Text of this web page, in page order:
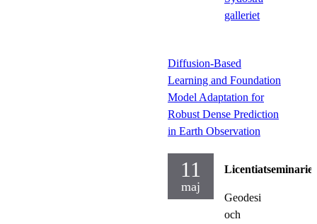
galleriet
Diffusion-Based
Learning and Foundation
Model Adaptation for
Robust Dense Prediction
in Earth Observation
11
maj
Licentiatseminarier
Geodesi
och